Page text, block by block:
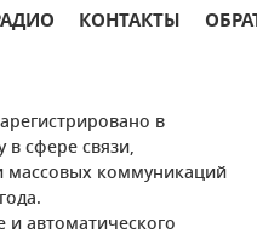
КОНТАКТЫ
в
в сфере связи,
коммуникаций
и автоматического